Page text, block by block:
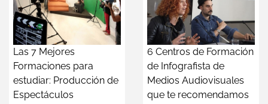
Las 7 Mejores
Formaciones para
estudiar: Producción de
Espectáculos
6 Centros de Formación
de Infografista de
Medios Audiovisuales
que te recomendamos